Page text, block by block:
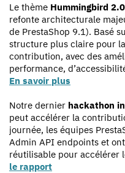
Le thème Hummingbird 2.0
refonte architecturale
de PrestaShop 9.1). Basé
structure plus claire pour
contribution, avec des
performance,
En savoir plus
Notre dernier hackathon
peut accélérer la
journée, les équipes
Admin API endpoints et
réutilisable pour accélérer
le rapport